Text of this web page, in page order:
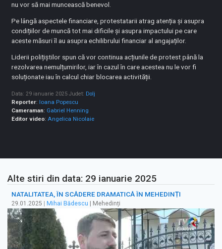
nu vor să mai muncească benevol.
Pe lângă aspectele financiare, protestatarii atrag atenția și asupra
condițiilor de muncă tot mai dificile și asupra impactului pe care
aceste măsuri îl au asupra echilibrului financiar al angajaților.
Liderii polițiștilor spun că vor continua acțiunile de protest până la
rezolvarea nemulțumirilor, iar în cazul în care acestea nu le vor fi
soluționate iau în calcul chiar blocarea activității.
Data: 29 ianuarie 2025 Judet: Dolj
Reporter: Ioana Popescu
Cameraman: Gabriel Henning
Editor video:Angelica Nicolaie
Alte stiri din data: 29 ianuarie 2025
NATALITATEA, ÎN SCĂDERE DRAMATICĂ ÎN MEHEDINȚI
29.01.2025 Mihai Bădescu | Mehedinți